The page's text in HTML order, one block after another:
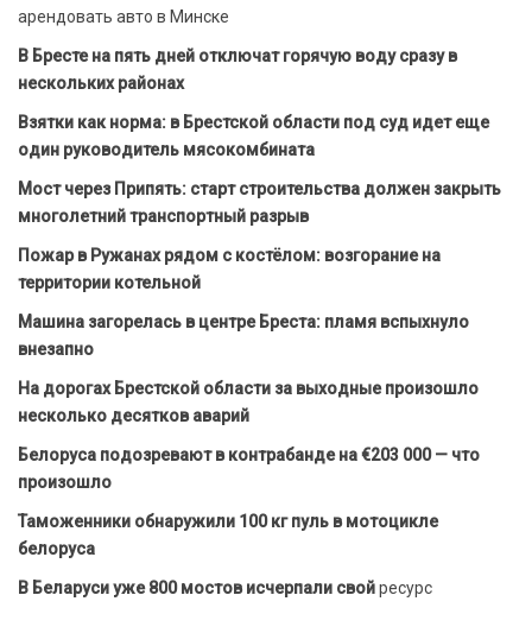
арендовать авто в Минске
В Бресте на пять дней отключат горячую воду сразу в
нескольких районах
Взятки как норма: в Брестской области под суд идет еще
один руководитель мясокомбината
Мост через Припять: старт строительства должен закрыть
многолетний транспортный разрыв
Пожар в Ружанах рядом с костёлом: возгорание на
территории котельной
Машина загорелась в центре Бреста: пламя вспыхнуло
внезапно
На дорогах Брестской области за выходные произошло
несколько десятков аварий
Белоруса подозревают в контрабанде на €203 000 — что
произошло
Таможенники обнаружили 100 кг пуль в мотоцикле
белоруса
В Беларуси уже 800 мостов исчерпали свойресурс